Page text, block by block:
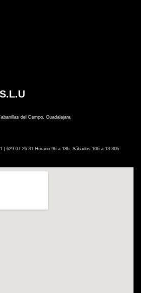
del Campo, Guadalajara
| 629 07 26 31 Horario 9h a 18h. Sábados 10h a 13.30h